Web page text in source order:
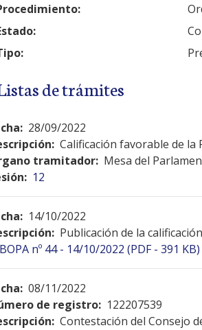
de trámites
28/09/2022
Calificación favorable de
tramitador: Mesa del
12
14/10/2022
Publicación de la
BOPA nº 44 - 14/10/2022 (PDF - 391 KB)
08/11/2022
de registro: 122207539
Contestación del Consejo